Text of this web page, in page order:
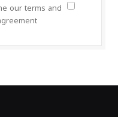
our terms and